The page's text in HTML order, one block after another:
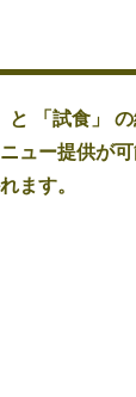
「試食」
ュー提供が
ます。